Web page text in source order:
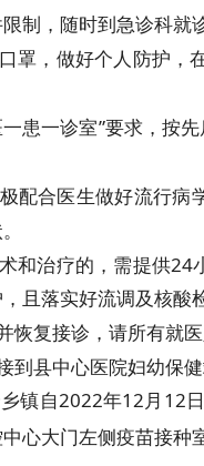
制，随时到急诊科就
罩，做好个人防护
患一诊室”要求，按
配合医生做好流行
和治疗的，需提供
且落实好流调及核酸
恢复接诊，请所有就
到县中心医院妇幼保
镇自2022年12月12
心大门左侧疫苗接种